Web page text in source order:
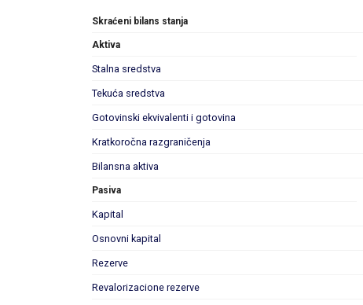
Skraćeni bilans stanja
Aktiva
Stalna sredstva
Tekuća sredstva
Gotovinski ekvivalenti i gotovina
Kratkoročna razgraničenja
Bilansna aktiva
Pasiva
Kapital
Osnovni kapital
Rezerve
Revalorizacione rezerve